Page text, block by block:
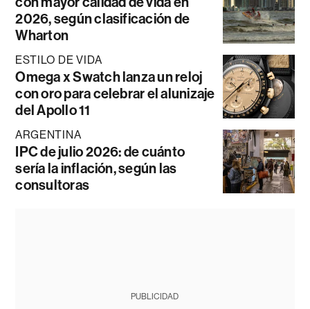
2026, según clasificación de
Wharton
ESTILO DE VIDA
Omega x Swatch lanza un reloj
con oro para celebrar el alunizaje
del Apollo 11
ARGENTINA
IPC de julio 2026: de cuánto
sería la inflación, según las
consultoras
PUBLICIDAD